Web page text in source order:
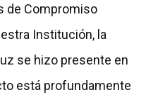
de Compromiso
Institución, la
se hizo presente en
está profundamente